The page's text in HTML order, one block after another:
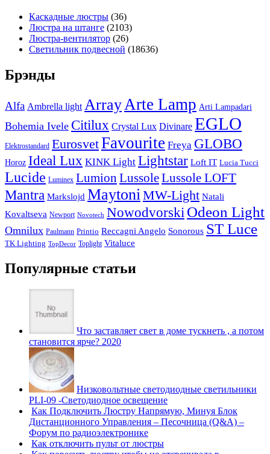
Каскадные люстры (36)
Люстра на штанге (2103)
Люстра-вентилятор (26)
Светильник подвесной (18636)
Брэнды
Alfa Ambrella light ArrayArte Lamp Arti Lampadari
Bohemia Ivele Citilux Crystal Lux Divinare EGLO
Elektrostandard EurosvetFavourite Freya GLOBO
Horoz Ideal Lux KINK Light Lightstar Loft IT Lucia Tucci
Lucide Luminex Lumion LussoleLussole LOFT
Mantra Markslojd MaytoniMW-Light Natali
Kovaltseva Newport Novotech NowodvorskiOdeon Light
Omnilux Paulmann Printio Reccagni Angelo Sonorous ST Luce
TK Lighting TopDecor Toplight Vitaluce
Популярные статьи
Что заставляет свет в доме тускнеть , а потом
становится ярче? 2020
Низковольтные светодиодные светильники
PLI-09 -Светодиодное освещение
Как Подключить Люстру Напрямую, Минуя Блок
Дистанционного Управления – Песочница (Q&A) –
Форум по радиоэлектронике
Как отключить пульт от люстры